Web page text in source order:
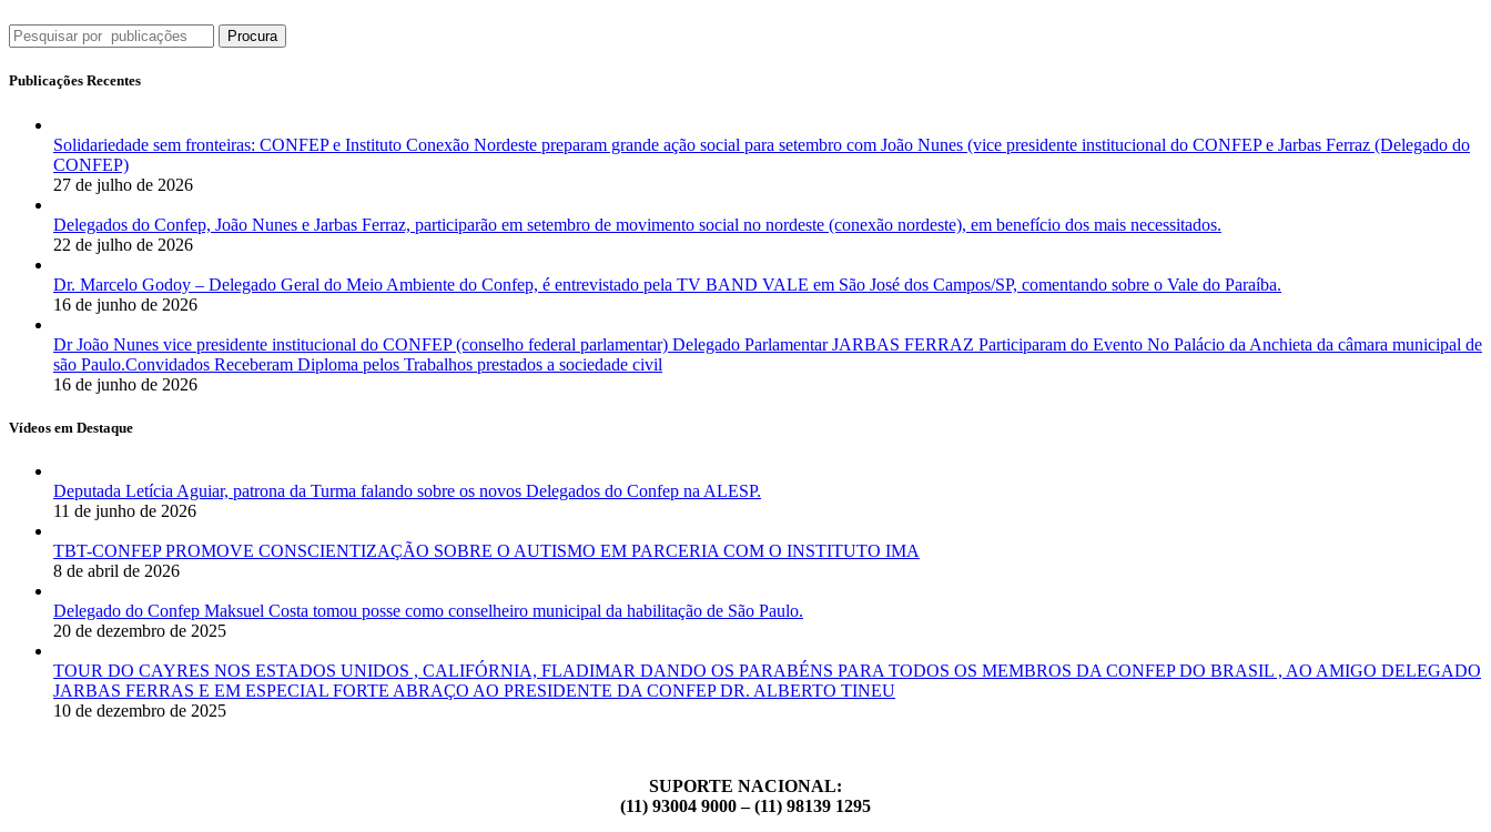
Procura
Publicações Recentes
Solidariedade sem fronteiras: CONFEP e Instituto Conexão Nordeste preparam grande ação social para setembro com João Nunes (vice presidente institucional do CONFEP e Jarbas Ferraz (Delegado do
CONFEP)
27 de julho de 2026
Delegados do Confep, João Nunes e Jarbas Ferraz, participarão em setembro de movimento social no nordeste (conexão nordeste), em benefício dos mais necessitados.
22 de julho de 2026
Dr. Marcelo Godoy – Delegado Geral do Meio Ambiente do Confep, é entrevistado pela TV BAND VALE em São José dos Campos/SP, comentando sobre o Vale do Paraíba.
16 de junho de 2026
Dr João Nunes vice presidente institucional do CONFEP (conselho federal parlamentar) Delegado Parlamentar JARBAS FERRAZ Participaram do Evento No Palácio da Anchieta da câmara municipal de
são Paulo.Convidados Receberam Diploma pelos Trabalhos prestados a sociedade civil
16 de junho de 2026
Vídeos em Destaque
Deputada Letícia Aguiar, patrona da Turma falando sobre os novos Delegados do Confep na ALESP.
11 de junho de 2026
TBT-CONFEP PROMOVE CONSCIENTIZAÇÃO SOBRE O AUTISMO EM PARCERIA COM O INSTITUTO IMA
8 de abril de 2026
Delegado do Confep Maksuel Costa tomou posse como conselheiro municipal da habilitação de São Paulo.
20 de dezembro de 2025
TOUR DO CAYRES NOS ESTADOS UNIDOS , CALIFÓRNIA, FLADIMAR DANDO OS PARABÉNS PARA TODOS OS MEMBROS DA CONFEP DO BRASIL , AO AMIGO DELEGADO
JARBAS FERRAS E EM ESPECIAL FORTE ABRAÇO AO PRESIDENTE DA CONFEP DR. ALBERTO TINEU
10 de dezembro de 2025
SUPORTE NACIONAL:
(11) 93004 9000 – (11) 98139 1295